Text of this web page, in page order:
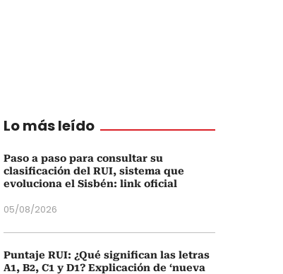
Lo más leído
Paso a paso para consultar su
clasificación del RUI, sistema que
evoluciona el Sisbén: link oficial
05/08/2026
Puntaje RUI: ¿Qué significan las letras
A1, B2, C1 y D1? Explicación de ‘nueva